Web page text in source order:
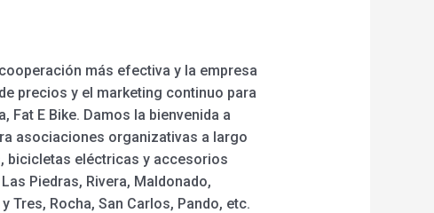
más efectiva y la empresa
precios y el marketing continuo para
Fat E Bike. Damos la bienvenida a
asociaciones organizativas a largo
bicicletas eléctricas y accesorios
Piedras, Rivera, Maldonado,
Tres, Rocha, San Carlos, Pando, etc.